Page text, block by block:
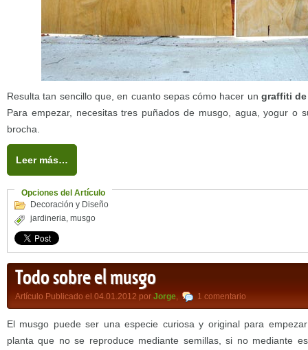
Resulta tan sencillo que, en cuanto sepas cómo hacer ungraffiti
Para empezar, necesitas tres puñados de musgo, agua, yogur o
brocha.
Leer más…
Opciones del Artículo
Decoración y Diseño
jardineria musgo
Todo sobre el musgo
Artículo Publicado el 04.01.2012 por Jorge 1 comentario
El musgo puede ser una especie curiosa y original para
planta que no se reproduce mediante semillas, si no mediante